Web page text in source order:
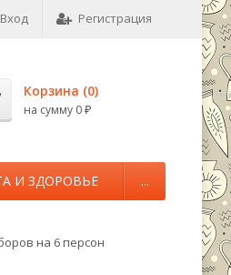
Вход Регистрация
Корзина (0)
на сумму 0 ₽
И ЗДОРОВЬЕ ...
на 6 персон